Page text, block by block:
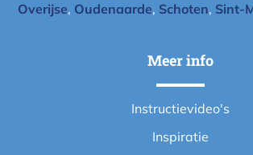
Overijse, Oudenaarde, Schoten, Sint-
Meer info
Instructievideo's
Inspiratie